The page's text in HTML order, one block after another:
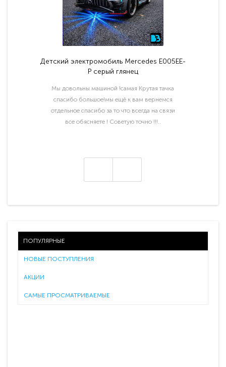
Детский электромобиль Mercedes E005EE-
P серый глянец
Мы довольны машиной !самая Крутая тачка
спасибо большое!мы ещё к вам вернемся
отдельное спасибо за то что всегда на связи
все обясняете ! Советую точно !!!..
ПОПУЛЯРНЫЕ
НОВЫЕ ПОСТУПЛЕНИЯ
АКЦИИ
САМЫЕ ПРОСМАТРИВАЕМЫЕ